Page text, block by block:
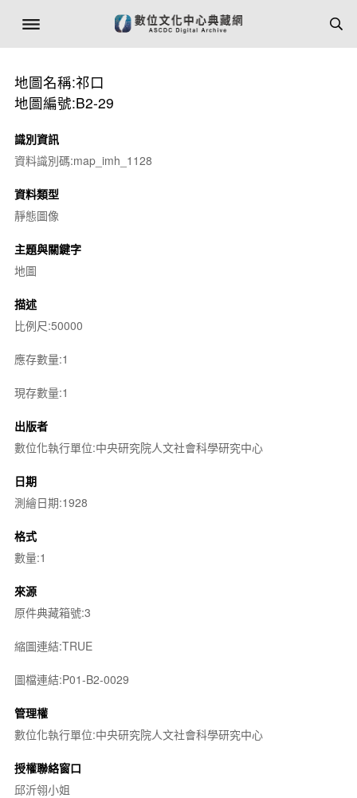
地圖名稱:祁口
地圖編號:B2-29
識別資訊
資料識別碼:map_imh_1128
資料類型
靜態圖像
主題與關鍵字
地圖
描述
比例尺:50000
應存數量:1
現存數量:1
出版者
數位化執行單位:中央研究院人文社會科學研究中心
日期
測繪日期:1928
格式
數量:1
來源
原件典藏箱號:3
縮圖連結:TRUE
圖檔連結:P01-B2-0029
管理權
數位化執行單位:中央研究院人文社會科學研究中心
授權聯絡窗口
邱沂翎小姐